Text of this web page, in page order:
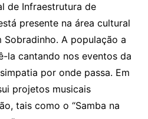
de Infraestrutura de
presente na área cultural
Sobradinho. A população a
la cantando nos eventos da
por onde passa. Em
projetos musicais
tais como o “Samba na